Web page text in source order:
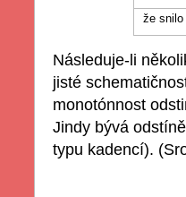
že
Následuje-li
jisté
monotónnost
Jindy bývá
typu kadencí).